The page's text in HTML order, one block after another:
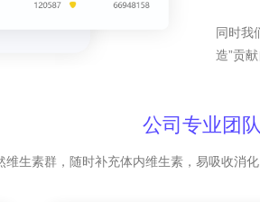
同时我
造”贡
公司专业团队
维生素群，随时补充体内维生素，易吸收消